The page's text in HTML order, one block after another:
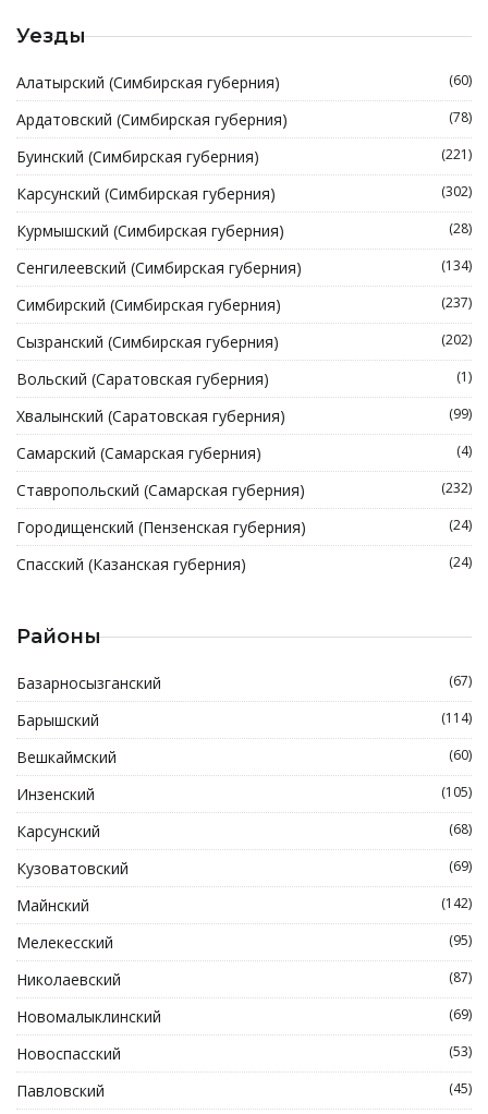
Уезды
Алатырский (Симбирская губерния) (60)
Ардатовский (Симбирская губерния) (78)
Буинский (Симбирская губерния) (221)
Карсунский (Симбирская губерния) (302)
Курмышский (Симбирская губерния) (28)
Сенгилеевский (Симбирская губерния) (134)
Симбирский (Симбирская губерния) (237)
Сызранский (Симбирская губерния) (202)
Вольский (Саратовская губерния) (1)
Хвалынский (Саратовская губерния) (99)
Самарский (Самарская губерния) (4)
Ставропольский (Самарская губерния) (232)
Городищенский (Пензенская губерния) (24)
Спасский (Казанская губерния) (24)
Районы
Базарносызганский (67)
Барышский (114)
Вешкаймский (60)
Инзенский (105)
Карсунский (68)
Кузоватовский (69)
Майнский (142)
Мелекесский (95)
Николаевский (87)
Новомалыклинский (69)
Новоспасский (53)
Павловский (45)